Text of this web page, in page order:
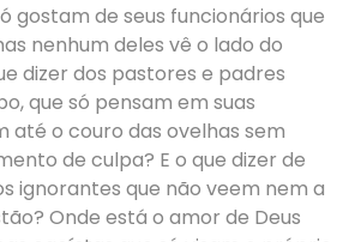
gostam de seus funcionários que
nenhum deles vê o lado do
dizer dos pastores e padres
que só pensam em suas
até o couro das ovelhas sem
de culpa? E o que dizer de
ignorantes que não veem nem a
Onde está o amor de Deus